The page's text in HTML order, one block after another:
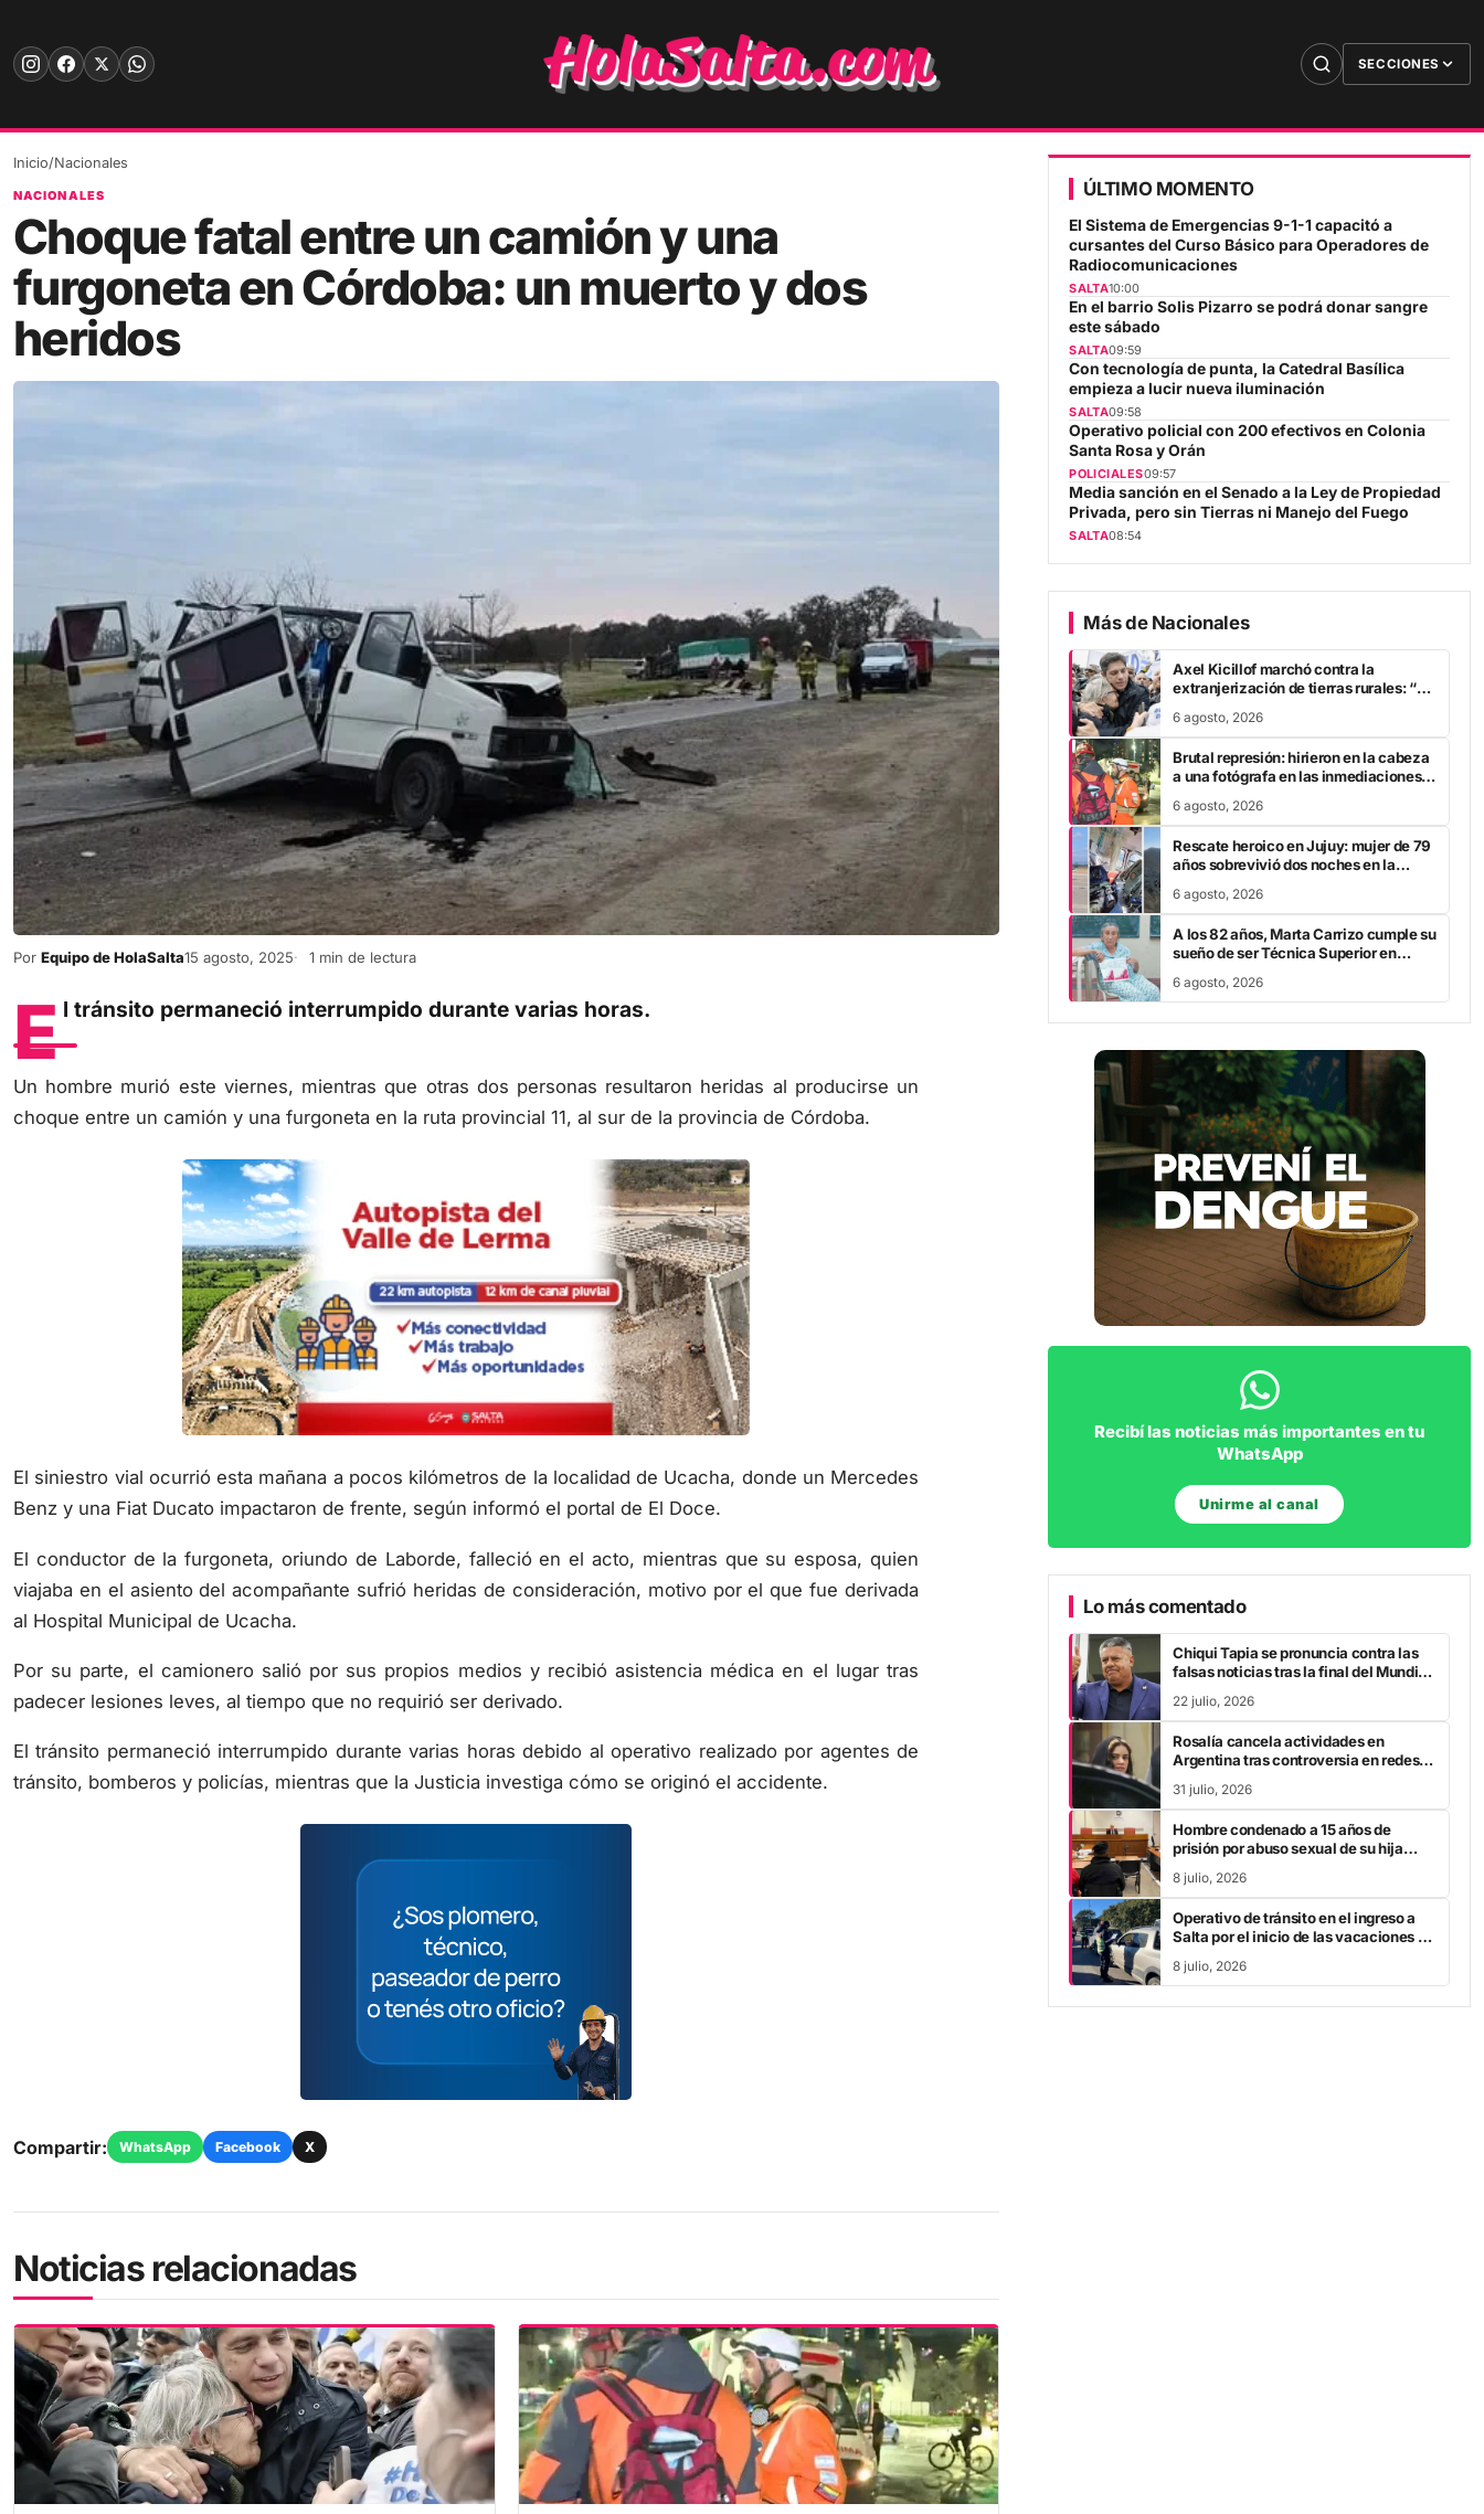
content
SECCIONES
Inicio/Nacionales
NACIONALES
Choque fatal entre un camión y una
furgoneta en Córdoba: un muerto y dos
heridos
Por Equipo de HolaSalta15 agosto, 2025 1 min de lectura
E l tránsito permaneció interrumpido durante varias horas.
Un hombre murió este viernes, mientras que otras dos personas resultaron heridas al producirse un
choque entre un camión y una furgoneta en la ruta provincial 11, al sur de la provincia de Córdoba.
El siniestro vial ocurrió esta mañana a pocos kilómetros de la localidad de Ucacha, donde un Mercedes
Benz y una Fiat Ducato impactaron de frente, según informó el portal de El Doce.
El conductor de la furgoneta, oriundo de Laborde, falleció en el acto, mientras que su esposa, quien
viajaba en el asiento del acompañante sufrió heridas de consideración, motivo por el que fue derivada
al Hospital Municipal de Ucacha.
Por su parte, el camionero salió por sus propios medios y recibió asistencia médica en el lugar tras
padecer lesiones leves, al tiempo que no requirió ser derivado.
El tránsito permaneció interrumpido durante varias horas debido al operativo realizado por agentes de
tránsito, bomberos y policías, mientras que la Justicia investiga cómo se originó el accidente.
Compartir: WhatsApp Facebook X
Noticias relacionadas
ÚLTIMO MOMENTO
El Sistema de Emergencias 9-1-1 capacitó a
cursantes del Curso Básico para Operadores de
Radiocomunicaciones
SALTA10:00
En el barrio Solis Pizarro se podrá donar sangre
este sábado
SALTA09:59
Con tecnología de punta, la Catedral Basílica
empieza a lucir nueva iluminación
SALTA09:58
Operativo policial con 200 efectivos en Colonia
Santa Rosa y Orán
POLICIALES09:57
Media sanción en el Senado a la Ley de Propiedad
Privada, pero sin Tierras ni Manejo del Fuego
SALTA08:54
Más de Nacionales
Axel Kicillof marchó contra la
extranjerización de tierras rurales: “A
6 agosto, 2026
Brutal represión: hirieron en la cabeza
a una fotógrafa en las inmediaciones
6 agosto, 2026
Rescate heroico en Jujuy: mujer de 79
años sobrevivió dos noches en la
6 agosto, 2026
A los 82 años, Marta Carrizo cumple su
sueño de ser Técnica Superior en
6 agosto, 2026
Recibí las noticias más importantes en tu
WhatsApp
Unirme al canal
Lo más comentado
Chiqui Tapia se pronuncia contra las
falsas noticias tras la final del Mundial
22 julio, 2026
Rosalía cancela actividades en
Argentina tras controversia en redes
31 julio, 2026
Hombre condenado a 15 años de
prisión por abuso sexual de su hija
8 julio, 2026
Operativo de tránsito en el ingreso a
Salta por el inicio de las vacaciones de
8 julio, 2026